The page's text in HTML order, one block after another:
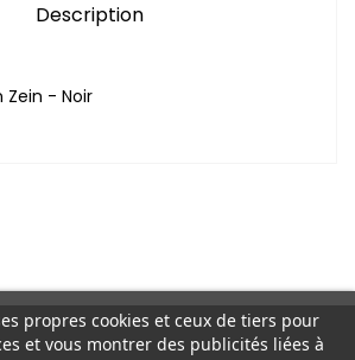
Description
Zein - Noir
propres cookies et ceux de tiers pour
et vous montrer des publicités liées à